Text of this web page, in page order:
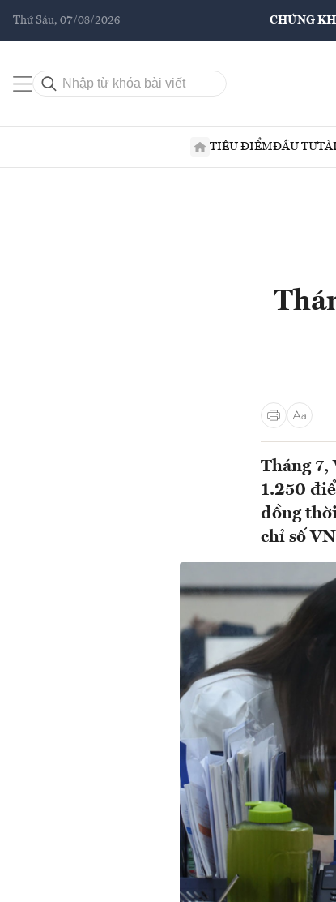
Thứ Sáu, 07/08/2026 CHỨNG
TIÊU ĐIỂMĐẦU TƯ
Tháng 7,
1.250
đồng
chỉ số